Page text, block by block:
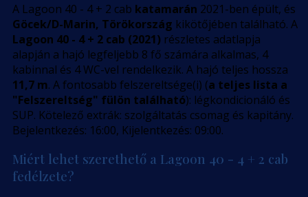
A Lagoon 40 - 4 + 2 cab katamarán 2021-ben épült, és
Göcek/D-Marin, Törökország kikötőjében található. A
Lagoon 40 - 4 + 2 cab (2021) részletes adatlapja
alapján a hajó legfeljebb 8 fő számára alkalmas, 4
kabinnal és 4 WC-vel rendelkezik. A hajó teljes hossza
11,7 m. A fontosabb felszereltsége(i) (a teljes lista a
"Felszereltség" fülön található): légkondicionáló és
SUP. Kötelező extrák: szolgáltatás csomag és kapitány.
Bejelentkezés: 16:00, Kijelentkezés: 09:00.
Miért lehet szerethető a Lagoon 40 - 4 + 2 cab
fedélzete?